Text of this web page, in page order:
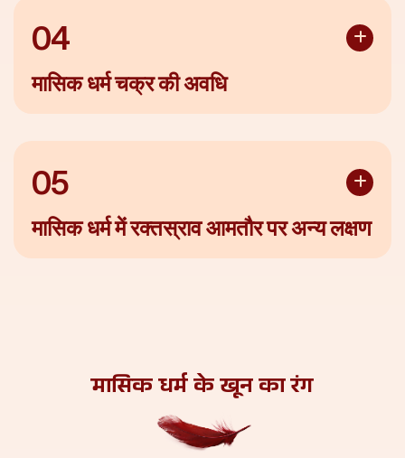
04
मासिक धर्म चक्र की अवधि
05
मासिक धर्म में रक्तस्राव आमतौर पर अन्य लक्षण
इन लक्षणों को प्री-मेंस्ट्रुअल सिम्पटम्स कहा जाता है, और ये आमतौर पर
मासिक धर्म के खूनका रंग